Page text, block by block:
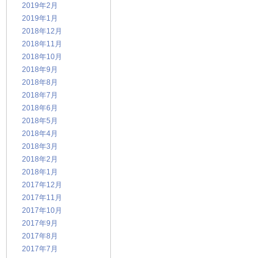
2019年2月
2019年1月
2018年12月
2018年11月
2018年10月
2018年9月
2018年8月
2018年7月
2018年6月
2018年5月
2018年4月
2018年3月
2018年2月
2018年1月
2017年12月
2017年11月
2017年10月
2017年9月
2017年8月
2017年7月